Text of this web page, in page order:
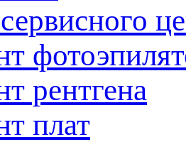
рентгена
плат